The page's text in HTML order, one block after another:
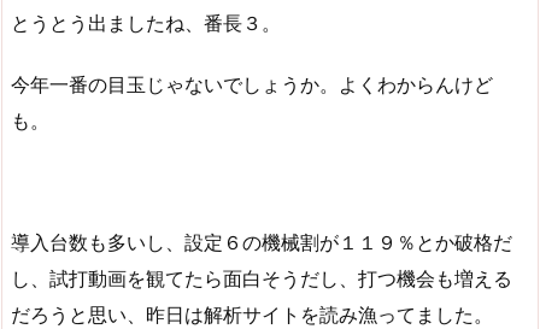
とうとう出ましたね、番長３。
今年一番の目玉じゃないでしょうか。よくわからんけど
も。
導入台数も多いし、設定６の機械割が１１９％とか破格だ
し、試打動画を観てたら面白そうだし、打つ機会も増える
だろうと思い、昨日は解析サイトを読み漁ってました。